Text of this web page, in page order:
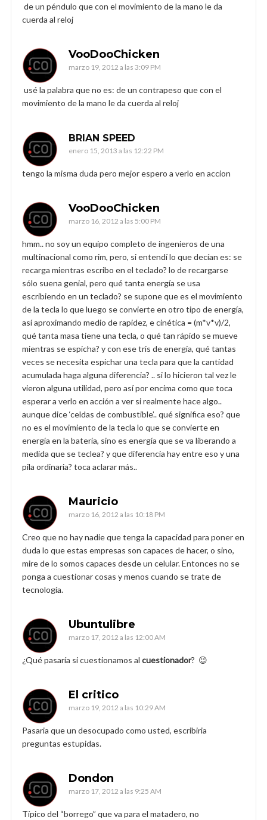
de un péndulo que con el movimiento de la mano le da
cuerda al reloj
VooDooChicken
marzo 19, 2012 a las 3:09 PM
usé la palabra que no es: de un contrapeso que con el
movimiento de la mano le da cuerda al reloj
BRIAN SPEED
enero 15, 2013 a las 12:22 PM
tengo la misma duda pero mejor espero a verlo en accion
VooDooChicken
marzo 16, 2012 a las 5:00 PM
hmm.. no soy un equipo completo de ingenieros de una
multinacional como rim, pero, si entendí lo que decían es: se
recarga mientras escribo en el teclado? lo de recargarse
sólo suena genial, pero qué tanta energía se usa
escribiendo en un teclado? se supone que es el movimiento
de la tecla lo que luego se convierte en otro tipo de energía,
así aproximando medio de rapidez, e cinética = (m*v*v)/2,
qué tanta masa tiene una tecla, o qué tan rápido se mueve
mientras se espicha? y con ese tris de energía, qué tantas
veces se necesita espichar una tecla para que la cantidad
acumulada haga alguna diferencia? .. si lo hicieron tal vez le
vieron alguna utilidad, pero así por encima como que toca
esperar a verlo en acción a ver si realmente hace algo..
aunque dice ‘celdas de combustible’.. qué significa eso? que
no es el movimiento de la tecla lo que se convierte en
energía en la batería, sino es energía que se va liberando a
medida que se teclea? y que diferencia hay entre eso y una
pila ordinaria? toca aclarar más..
Mauricio
marzo 16, 2012 a las 10:18 PM
Creo que no hay nadie que tenga la capacidad para poner en
duda lo que estas empresas son capaces de hacer, o sino,
mire de lo somos capaces desde un celular. Entonces no se
ponga a cuestionar cosas y menos cuando se trate de
tecnología.
Ubuntulibre
marzo 17, 2012 a las 12:00 AM
¿Qué pasaría si cuestionamos al cuestionador? 😉
El critico
marzo 19, 2012 a las 10:29 AM
Pasaria que un desocupado como usted, escribiria
preguntas estupidas.
Dondon
marzo 17, 2012 a las 9:25 AM
Típico del “borrego” que va para el matadero, no